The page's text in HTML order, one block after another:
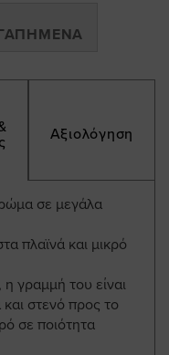
Αξιολόγηση
σε μεγάλα
πλαϊνά και μικρό
γραμμή του είναι
στενό προς το
σε ποιότητα